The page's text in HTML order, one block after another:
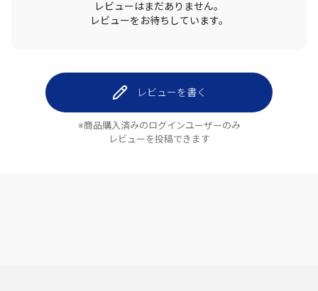
レビューはまだありません。
レビューをお待ちしています。
レビューを書く
※商品購入済みのログインユーザーのみ
レビューを投稿できます